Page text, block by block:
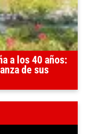
a los 40 años:
de sus